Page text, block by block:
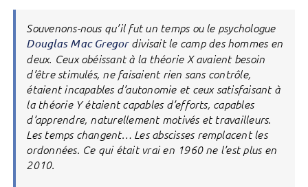
Souvenons-nous qu’il fut un temps ou le psychologue
Douglas Mac Gregordivisait le camp des hommes en
deux. Ceux obéissant à la théorie X avaient besoin
d’être stimulés, ne faisaient rien sans contrôle,
étaient incapables d’autonomie et ceux satisfaisant à
la théorie Y étaient capables d’efforts, capables
d’apprendre, naturellement motivés et travailleurs.
Les temps changent… Les abscisses remplacent les
ordonnées. Ce qui était vrai en 1960 ne l’est plus en
2010.